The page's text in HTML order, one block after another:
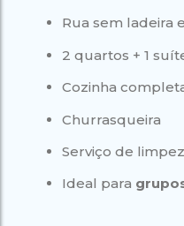
Rua sem ladeira
2 quartos + 1
Cozinha
Churrasqueira
Serviço de
Ideal para